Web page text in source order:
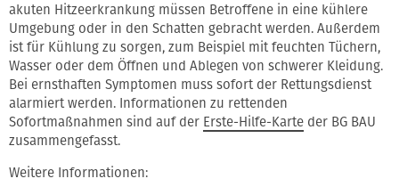
akuten Hitzeerkrankung müssen Betroffene in eine kühlere
Umgebung oder in den Schatten gebracht werden. Außerdem
ist für Kühlung zu sorgen, zum Beispiel mit feuchten Tüchern,
Wasser oder dem Öffnen und Ablegen von schwerer Kleidung.
Bei ernsthaften Symptomen muss sofort der Rettungsdienst
alarmiert werden. Informationen zu rettenden
Sofortmaßnahmen sind auf der Erste-Hilfe-Karte der BG BAU
zusammengefasst.
Weitere Informationen: